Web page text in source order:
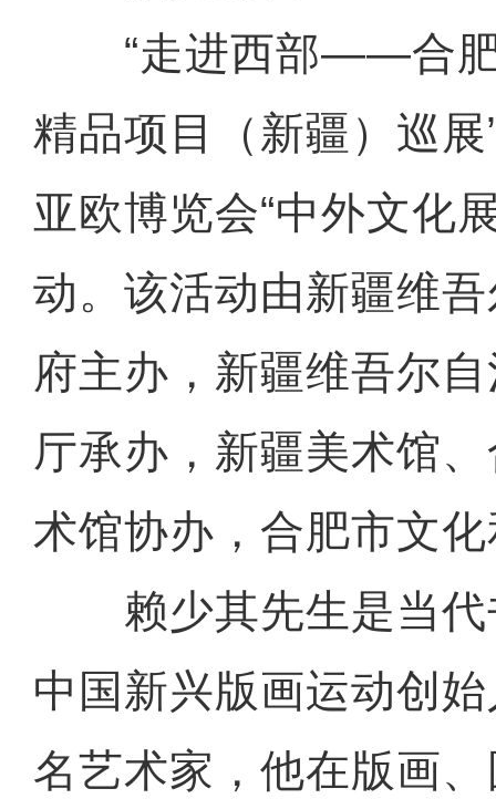
“走进西部——合肥
精品项目（新疆）巡
亚欧博览会“中外文化
动。该活动由新疆维
府主办，新疆维吾尔
厅承办，新疆美术馆
术馆协办，合肥市文
赖少其先生是当代
中国新兴版画运动创
名艺术家，他在版画